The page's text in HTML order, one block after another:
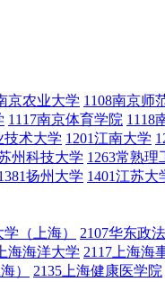
京农业大学 1108南京师
1117南京体育学院 1118
技术大学 1201江南大学
州科技大学 1263常熟理
扬州大学 1401江苏大
（上海） 2107华东政
海海洋大学 2117上海海
） 2135上海健康医学院